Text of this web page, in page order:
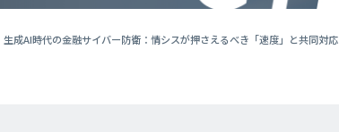
生成AI時代の金融サイバー防衛：情シスが押さえるべき「速度」と共同対応